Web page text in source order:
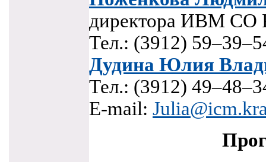
директора ИВМ СО
Тел.: (3912)
Дудина Юлия
Тел.: (3912)
E-mail: